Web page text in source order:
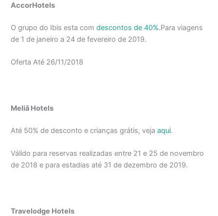
AccorHotels
O grupo do Ibis esta comdescontos de 40%.Para viagens
de 1 de janeiro a 24 de fevereiro de 2019.
Oferta Até 26/11/2018
Meliã Hotels
Até 50% de desconto e crianças grátis, vejaaqui.
Válido para reservas realizadas entre 21 e 25 de novembro
de 2018 e para estadias até 31 de dezembro de 2019.
Travelodge Hotels